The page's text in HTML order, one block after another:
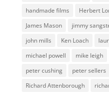
handmade films
Herbert
James Mason
jimmy
john mills
Ken Loach
michael powell
mike leigh
peter cushing
peter sellers
Richard Attenborough